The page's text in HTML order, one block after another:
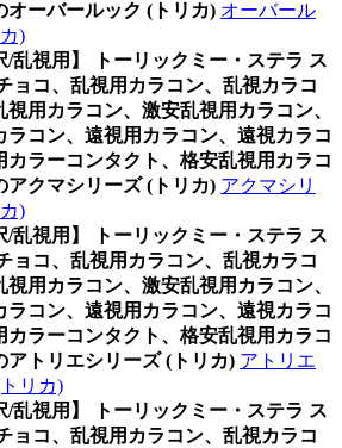
オーバールック (トリカ) オーバール
)
/乱視用】 トーリックミー・ステラ ス
ョコ、乱視用カラコン、乱視カラコ
視用カラコン、激安乱視用カラコン、
ラコン、遠視用カラコン、遠視カラコ
カラーコンタクト、格安乱視用カラコ
アクマシリーズ (トリカ) アクマシリ
)
/乱視用】 トーリックミー・ステラ ス
ョコ、乱視用カラコン、乱視カラコ
視用カラコン、激安乱視用カラコン、
ラコン、遠視用カラコン、遠視カラコ
カラーコンタクト、格安乱視用カラコ
アトリエシリーズ (トリカ) アトリエ
リカ)
/乱視用】 トーリックミー・ステラ ス
ョコ、乱視用カラコン、乱視カラコ